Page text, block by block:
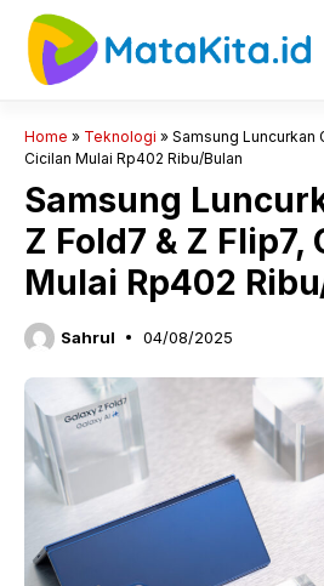
Langsung
Home » Teknologi » Samsung Luncurkan
Cicilan Mulai Rp402 Ribu/Bulan
Samsung
Z Fold7 & Z Flip7,
Mulai Rp402
Sahrul 04/08/2025